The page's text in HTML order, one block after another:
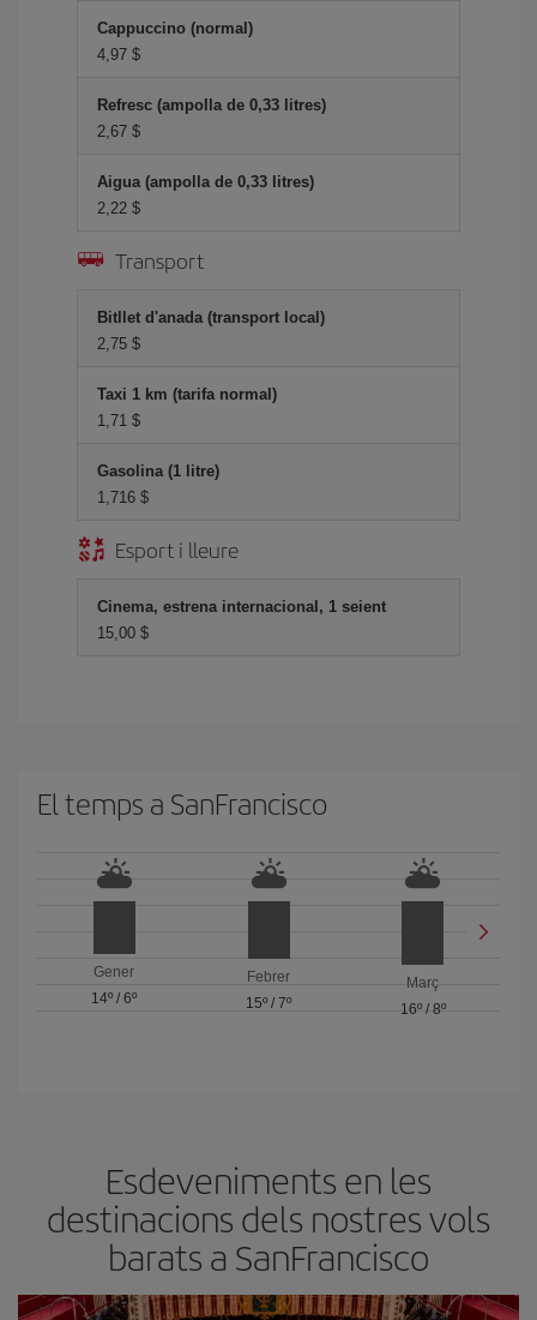
Cappuccino (normal)
4,97 $
Refresc (ampolla de 0,33 litres)
2,67 $
Aigua (ampolla de 0,33 litres)
2,22 $
Transport
Bitllet d'anada (transport local)
2,75 $
Taxi 1 km (tarifa normal)
1,71 $
Gasolina (1 litre)
1,716 $
Esport i lleure
Cinema, estrena internacional, 1 seient
15,00 $
El temps a SanFrancisco
Gener
14º /6º
Febrer
15º / 7º
Març
16º/ 8º
Esdeveniments en les
destinacions dels nostres vols
barats a SanFrancisco